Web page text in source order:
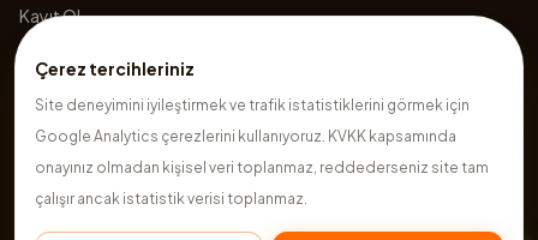
Çerez tercihleriniz
Site deneyimini iyileştirmek ve trafik istatistiklerini görmek için
Google Analytics çerezlerini kullanıyoruz. KVKK kapsamında
onayınız olmadan kişisel veri toplanmaz, reddederseniz site tam
çalışır ancak istatistik verisi toplanmaz.
Kayıt Ol
2026 Hazırsite. Tüm hakları saklıdır.